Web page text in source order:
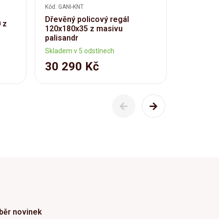
z
Kód: GANI-KNT
Dřevěný policový regál
120x180x35 z masivu
palisandr
Skladem v 5 odstínech
30 290 Kč
novinek